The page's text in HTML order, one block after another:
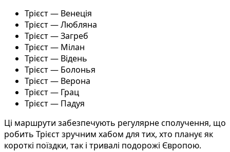
Трієст — Венеція
Трієст — Любляна
Трієст — Загреб
Трієст — Мілан
Трієст — Відень
Трієст — Болонья
Трієст — Верона
Трієст — Грац
Трієст — Падуя
Ці маршрути забезпечують регулярне сполучення, що
робить Трієст зручним хабом для тих, хто планує як
короткі поїздки, так і тривалі подорожі Європою.